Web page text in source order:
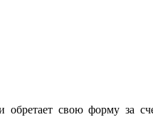
обретает свою форму за